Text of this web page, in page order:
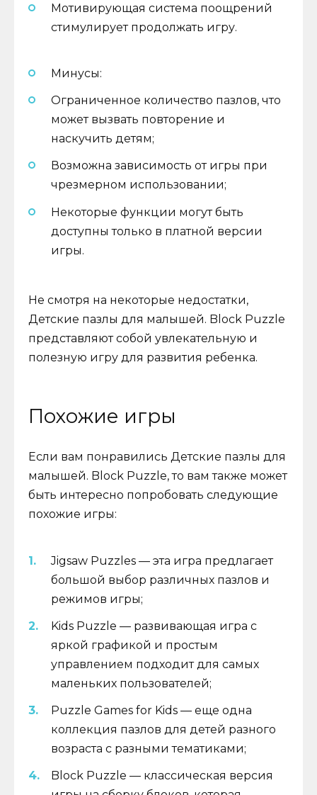
Мотивирующая система поощрений
стимулирует продолжать игру.
Минусы:
Ограниченное количество пазлов, что
может вызвать повторение и
наскучить детям;
Возможна зависимость от игры при
чрезмерном использовании;
Некоторые функции могут быть
доступны только в платной версии
игры.
Не смотря на некоторые недостатки,
Детские пазлы для малышей. Block Puzzle
представляют собой увлекательную и
полезную игру для развития ребенка.
Похожие игры
Если вам понравились Детские пазлы для
малышей. Block Puzzle, то вам также может
быть интересно попробовать следующие
похожие игры:
Jigsaw Puzzles — эта игра предлагает
большой выбор различных пазлов и
режимов игры;
Kids Puzzle — развивающая игра с
яркой графикой и простым
управлением подходит для самых
маленьких пользователей;
Puzzle Games for Kids — еще одна
коллекция пазлов для детей разного
возраста с разными тематиками;
Block Puzzle — классическая версия